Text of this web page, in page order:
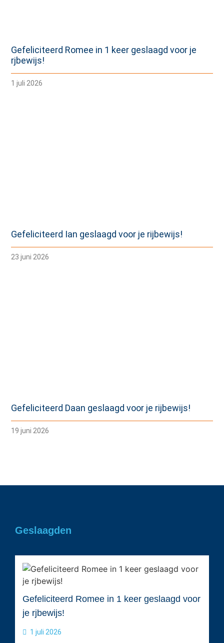
Gefeliciteerd Romee in 1 keer geslaagd voor je
rjbewijs!
1 juli 2026
Gefeliciteerd Ian geslaagd voor je rijbewijs!
23 juni 2026
Gefeliciteerd Daan geslaagd voor je rijbewijs!
19 juni 2026
Geslaagden
Gefeliciteerd Romee in 1 keer geslaagd voor
je rjbewijs!
1 juli 2026